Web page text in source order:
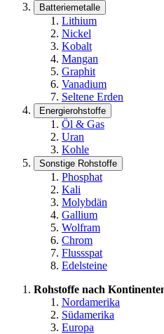
Batteriemetalle
Lithium
Nickel
Kobalt
Mangan
Graphit
Vanadium
Seltene Erden
Energierohstoffe
Öl & Gas
Uran
Kohle
Sonstige Rohstoffe
Phosphat
Kali
Molybdän
Gallium
Wolfram
Chrom
Flussspat
Edelsteine
Rohstoffe nach
Nordamerika
Südamerika
Europa